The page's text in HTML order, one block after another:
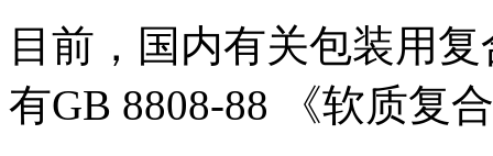
目前，国内有关包装用
有GB 8808-88 《软质复